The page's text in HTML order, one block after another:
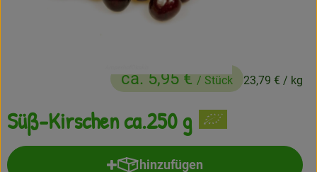
Gratis Ökokiste im Wert von 25 Euro
Süß-Kirschen ca.250 g
ca. 5,95 €/ Stück 23,79 € / kg
hinzufügen